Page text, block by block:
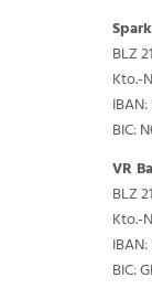
BLZ
Kto.-
BIC:
VR
BLZ
Kto.-
BIC: